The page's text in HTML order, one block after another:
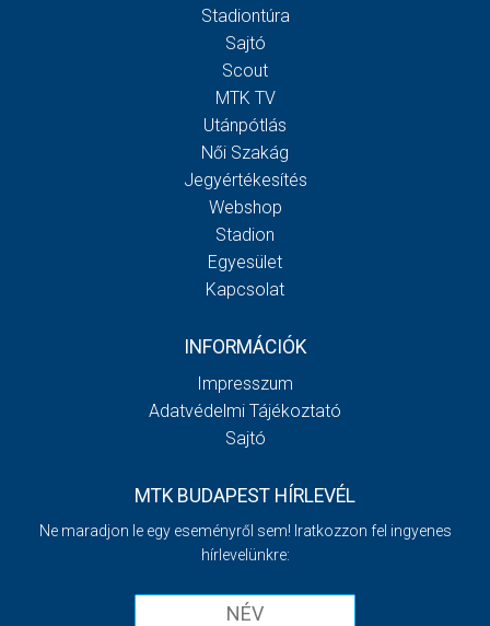
Stadiontúra
Sajtó
Scout
MTK TV
Utánpótlás
Női Szakág
Jegyértékesítés
Webshop
Stadion
Egyesület
Kapcsolat
INFORMÁCIÓK
Impresszum
Adatvédelmi Tájékoztató
Sajtó
MTK BUDAPEST HÍRLEVÉL
Ne maradjon le egy eseményről sem! Iratkozzon fel ingyenes
hírlevelünkre: